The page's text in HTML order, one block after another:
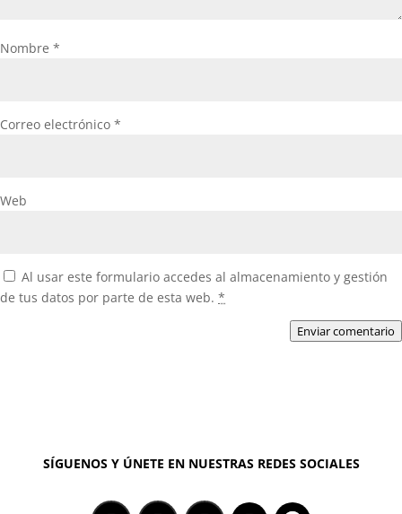
Nombre *
Correo electrónico *
Web
Al usar este formulario accedes al almacenamiento y gestión
de tus datos por parte de esta web. *
Enviar comentario
SÍGUENOS Y ÚNETE EN NUESTRAS REDES SOCIALES